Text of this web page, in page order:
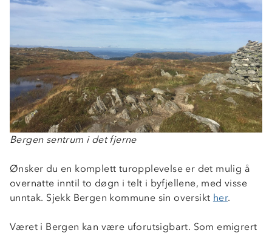
Bergen sentrum i det fjerne
Ønsker du en komplett turopplevelse er det mulig å
overnatte inntil to døgn i telt i byfjellene, med visse
unntak. Sjekk Bergen kommune sin oversikt her.
Været i Bergen kan være uforutsigbart. Som emigrert